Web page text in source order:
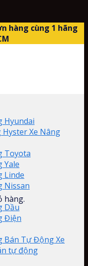
hàng cùng 1 hãng
hàng.
Hyundai
Hyster Xe Nâng
Toyota
Yale
Linde
Nissan
Dầu
Điện
Bán Tự Động Xe
tự động